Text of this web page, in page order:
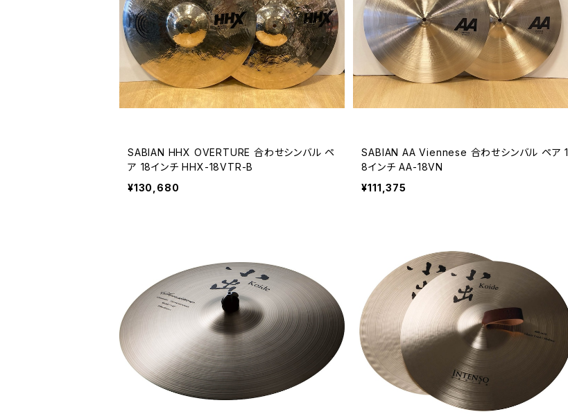
SABIAN HHX OVERTURE 合わせシンバル ペ
ア 18インチ HHX-18VTR-B
¥130,680
SABIAN AA Viennese 合わせシンバル ペア 1
8インチ AA-18VN
¥111,375